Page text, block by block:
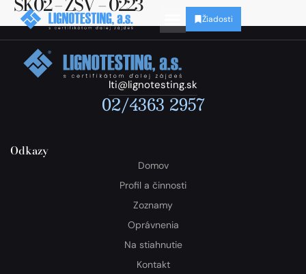
Žiadosti
lti@lignotesting.sk
02/4363 2957
Odkazy
Domov
Profil a činnosti
Zoznamy
Oprávnenia
Na stiahnutie
Kontakt